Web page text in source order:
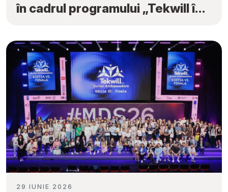
în cadrul programului „Tekwill în
29 IUNIE 2026